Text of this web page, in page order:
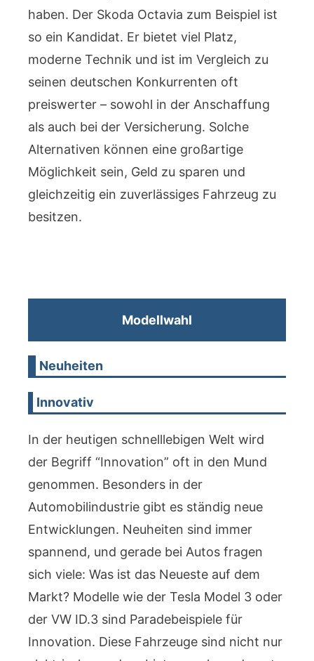
haben. Der Skoda Octavia zum Beispiel ist
so ein Kandidat. Er bietet viel Platz,
moderne Technik und ist im Vergleich zu
seinen deutschen Konkurrenten oft
preiswerter – sowohl in der Anschaffung
als auch bei der Versicherung. Solche
Alternativen können eine großartige
Möglichkeit sein, Geld zu sparen und
gleichzeitig ein zuverlässiges Fahrzeug zu
besitzen.
Modellwahl
Neuheiten
Innovativ
In der heutigen schnelllebigen Welt wird
der Begriff “Innovation” oft in den Mund
genommen. Besonders in der
Automobilindustrie gibt es ständig neue
Entwicklungen. Neuheiten sind immer
spannend, und gerade bei Autos fragen
sich viele: Was ist das Neueste auf dem
Markt? Modelle wie der Tesla Model 3 oder
der VW ID.3 sind Paradebeispiele für
Innovation. Diese Fahrzeuge sind nicht nur